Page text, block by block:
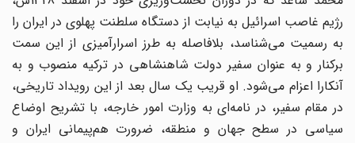
رژیم غاصب اسرائیل به نیابت از دستگاه سلطنت پهلوی در ایران را
به رسمیت می‌شناسد، بلافاصله به طرز اسرارآمیزی از این سمت
برکنار و به عنوان سفیر دولت شاهنشاهی در ترکیه منصوب و به
آنکارا اعزام می‌شود. او قریب یک سال بعد از این رویداد تاریخی،
در مقام سفیر، در نامه‌ای به وزارت امور خارجه، با تشریح اوضاع
سیاسی در سطح جهان و منطقه، ضرورت هم‌پیمانی ایران و